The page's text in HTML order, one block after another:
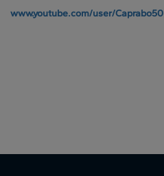
www.youtube.com/user/Caprabo50